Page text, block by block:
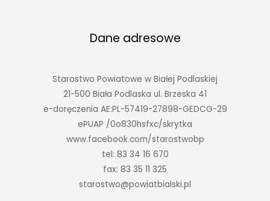
Dane adresowe
Starostwo Powiatowe w Białej Podlaskiej
21-500 Biała Podlaska ul. Brzeska 41
e-doręczenia AE:PL-57419-27898-GEDCG-29
ePUAP /0o830hsfxc/skrytka
www.facebook.com/starostwobp
tel: 83 34 16 670
fax: 83 35 11 325
starostwo@powiatbialski.pl